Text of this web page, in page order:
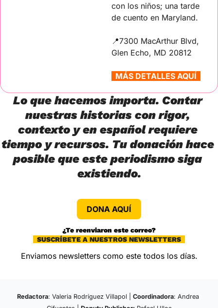
con los niños; una tarde
de cuento en Maryland.
📍7300 MacArthur Blvd,
Glen Echo, MD 20812
  MÁS DETALLES AQUÍ
Lo que hacemos importa. Contar
nuestras historias con rigor,
contexto y en español requiere
tiempo y recursos. Tu donación hace
posible que este periodismo siga
existiendo.
DONA AQUÍ
¿Te reenviaron este correo?
  SUSCRÍBETE A NUESTROS NEWSLETTERS
Enviamos newsletters como este todos los días.
Redactora: Valeria Rodríguez Villapol | Coordinadora: Andrea